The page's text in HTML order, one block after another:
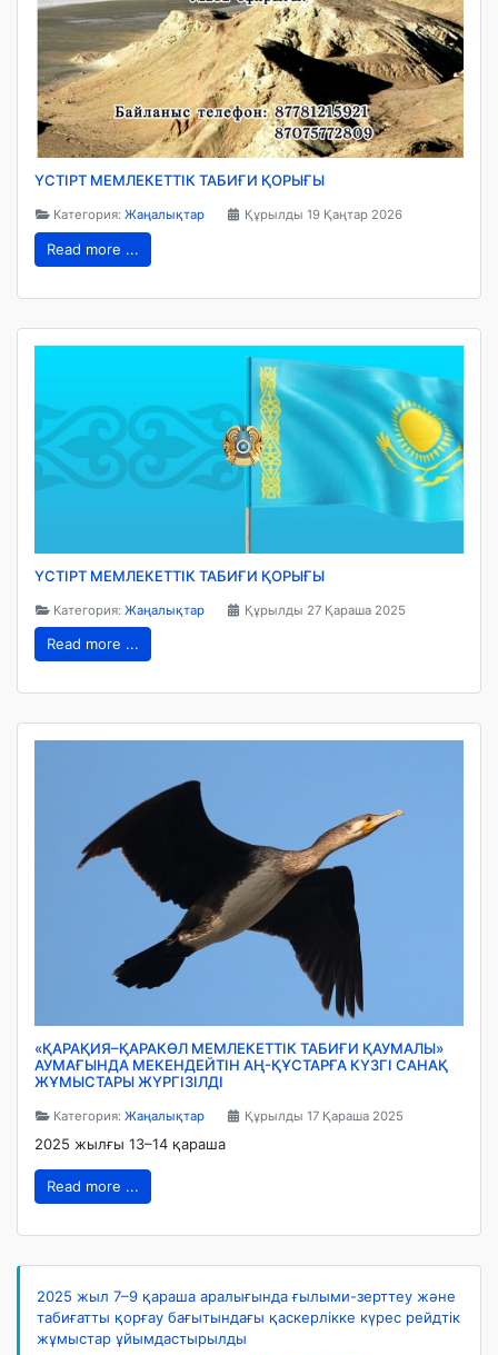
ҮСТІРТ МЕМЛЕКЕТТІК ТАБИҒИ ҚОРЫҒЫ
Категория:Жаңалықтар Құрылды 19 Қаңтар 2026
Read more ...
ҮСТІРТ МЕМЛЕКЕТТІК ТАБИҒИ ҚОРЫҒЫ
Категория:Жаңалықтар Құрылды 27 Қараша 2025
Read more ...
«ҚАРАҚИЯ–ҚАРАКӨЛ МЕМЛЕКЕТТІК ТАБИҒИ ҚАУМАЛЫ»
АУМАҒЫНДА МЕКЕНДЕЙТІН АҢ-ҚҰСТАРҒА КҮЗГІ САНАҚ
ЖҰМЫСТАРЫ ЖҮРГІЗІЛДІ
Категория:Жаңалықтар Құрылды 17 Қараша 2025
2025 жылғы 13–14 қараша
Read more ...
2025 жыл 7–9 қараша аралығында ғылыми-зерттеу және
табиғатты қорғау бағытындағы қаскерлікке күрес рейдтік
жұмыстар ұйымдастырылды